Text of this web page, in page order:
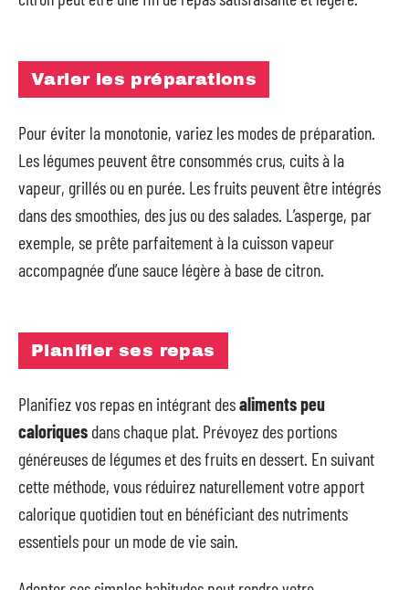
Varier les préparations
Pour éviter la monotonie, variez les modes de préparation.
Les légumes peuvent être consommés crus, cuits à la
vapeur, grillés ou en purée. Les fruits peuvent être intégrés
dans des smoothies, des jus ou des salades. L’asperge, par
exemple, se prête parfaitement à la cuisson vapeur
accompagnée d’une sauce légère à base de citron.
Planifier ses repas
Planifiez vos repas en intégrant desaliments peu
caloriques dans chaque plat. Prévoyez des portions
généreuses de légumes et des fruits en dessert. En suivant
cette méthode, vous réduirez naturellement votre apport
calorique quotidien tout en bénéficiant des nutriments
essentiels pour un mode de vie sain.